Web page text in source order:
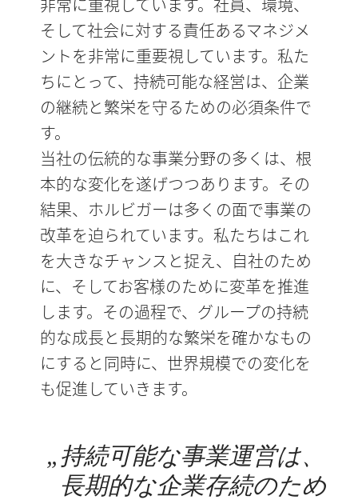
そして社会に対する責任あるマネジメ
ントを非常に重要視しています。私た
ちにとって、持続可能な経営は、企業
の継続と繁栄を守るための必須条件で
す。
当社の伝統的な事業分野の多くは、根
本的な変化を遂げつつあります。その
結果、ホルビガーは多くの面で事業の
改革を迫られています。私たちはこれ
を大きなチャンスと捉え、自社のため
に、そしてお客様のために変革を推進
します。その過程で、グループの持続
的な成長と長期的な繁栄を確かなもの
にすると同時に、世界規模での変化を
も促進していきます。
持続可能な事業運営は、
長期的な企業存続のため
„